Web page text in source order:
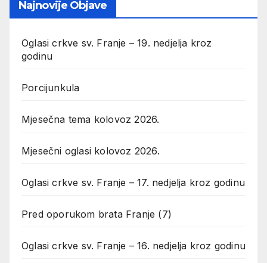
Najnovije Objave
Oglasi crkve sv. Franje – 19. nedjelja kroz
godinu
Porcijunkula
Mjesečna tema kolovoz 2026.
Mjesečni oglasi kolovoz 2026.
Oglasi crkve sv. Franje – 17. nedjelja kroz godinu
Pred oporukom brata Franje (7)
Oglasi crkve sv. Franje – 16. nedjelja kroz godinu